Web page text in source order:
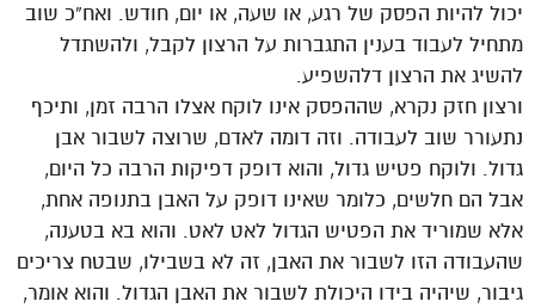
יכול להיות הפסק של רגע, או שעה, או יום, חודש. ואח”כ שוב
מתחיל לעבוד בענין התגברות על הרצון לקבל, ולהשתדל
להשיג את הרצון דלהשפיע.
ורצון חזק נקרא, שההפסק אינו לוקח אצלו הרבה זמן, ותיכף
נתעורר שוב לעבודה. וזה דומה לאדם, שרוצה לשבור אבן
גדול. ולוקח פטיש גדול, והוא דופק דפיקות הרבה כל היום,
אבל הם חלשים, כלומר שאינו דופק על האבן בתנופה אחת,
אלא שמוריד את הפטיש הגדול לאט לאט. והוא בא בטענה,
שהעבודה הזו לשבור את האבן, זה לא בשבילו, שבטח צריכים
גיבור, שיהיה בידו היכולת לשבור את האבן הגדול. והוא אומר,